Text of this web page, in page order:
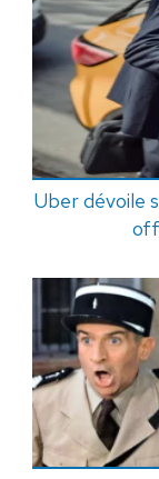
Uber dévoile